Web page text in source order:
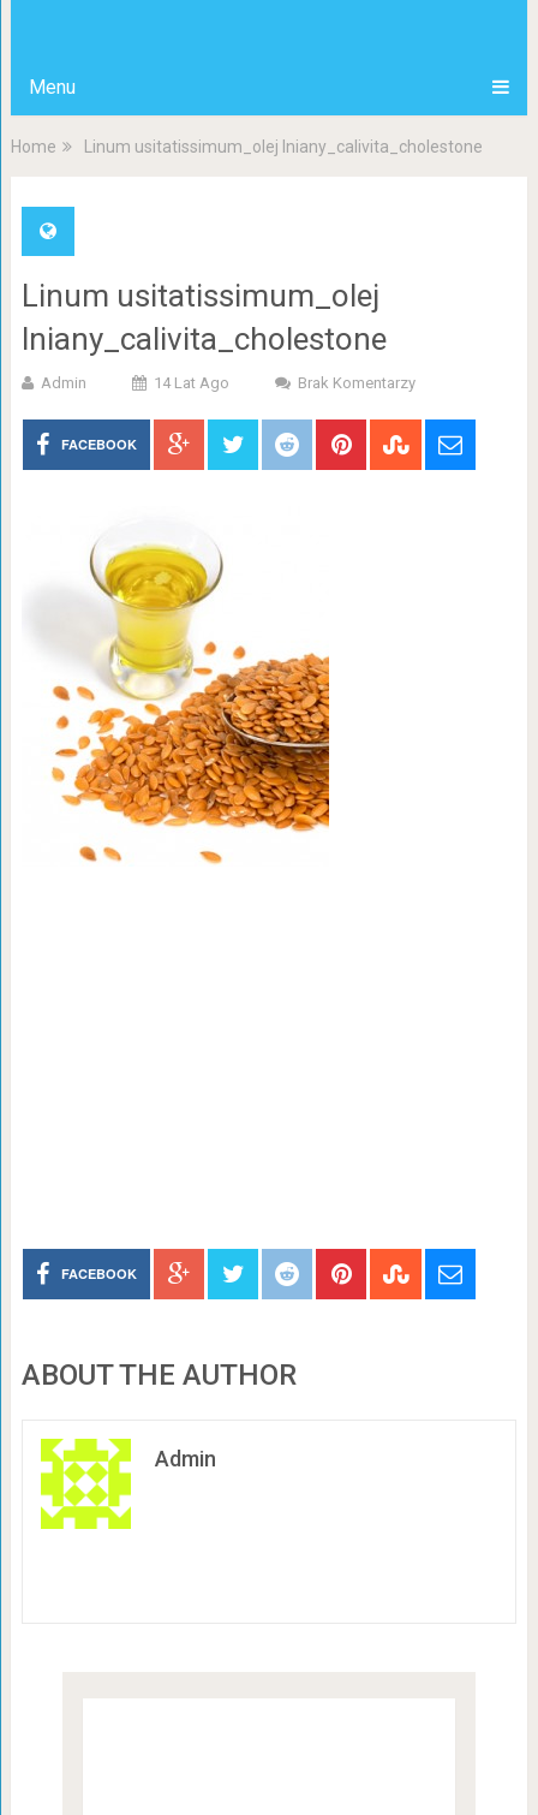
Menu
Home Linum usitatissimum_olej lniany_calivita_cholestone
Linum usitatissimum_olej
lniany_calivita_cholestone
Admin 14 Lat Ago Brak Komentarzy
FACEBOOK
FACEBOOK
ABOUT THE AUTHOR
Admin